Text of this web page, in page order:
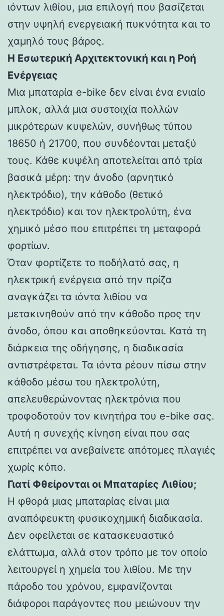
ιόντων λιθίου, μια επιλογή που βασίζεται
στην υψηλή ενεργειακή πυκνότητα και το
χαμηλό τους βάρος.
Η Εσωτερική Αρχιτεκτονική και η Ροή
Ενέργειας
Μια μπαταρία e-bike δεν είναι ένα ενιαίο
μπλοκ, αλλά μια συστοιχία πολλών
μικρότερων κυψελών, συνήθως τύπου
18650 ή 21700, που συνδέονται μεταξύ
τους. Κάθε κυψέλη αποτελείται από τρία
βασικά μέρη: την άνοδο (αρνητικό
ηλεκτρόδιο), την κάθοδο (θετικό
ηλεκτρόδιο) και τον ηλεκτρολύτη, ένα
χημικό μέσο που επιτρέπει τη μεταφορά
φορτίων.
Όταν φορτίζετε το ποδήλατό σας, η
ηλεκτρική ενέργεια από την πρίζα
αναγκάζει τα ιόντα λιθίου να
μετακινηθούν από την κάθοδο προς την
άνοδο, όπου και αποθηκεύονται. Κατά τη
διάρκεια της οδήγησης, η διαδικασία
αντιστρέφεται. Τα ιόντα ρέουν πίσω στην
κάθοδο μέσω του ηλεκτρολύτη,
απελευθερώνοντας ηλεκτρόνια που
τροφοδοτούν τον κινητήρα του e-bike σας.
Αυτή η συνεχής κίνηση είναι που σας
επιτρέπει να ανεβαίνετε απότομες πλαγιές
χωρίς κόπο.
Γιατί Φθείρονται οι Μπαταρίες Λιθίου;
Η φθορά μιας μπαταρίας είναι μια
αναπόφευκτη φυσικοχημική διαδικασία.
Δεν οφείλεται σε κατασκευαστικό
ελάττωμα, αλλά στον τρόπο με τον οποίο
λειτουργεί η χημεία του λιθίου. Με την
πάροδο του χρόνου, εμφανίζονται
διάφοροι παράγοντες που μειώνουν την